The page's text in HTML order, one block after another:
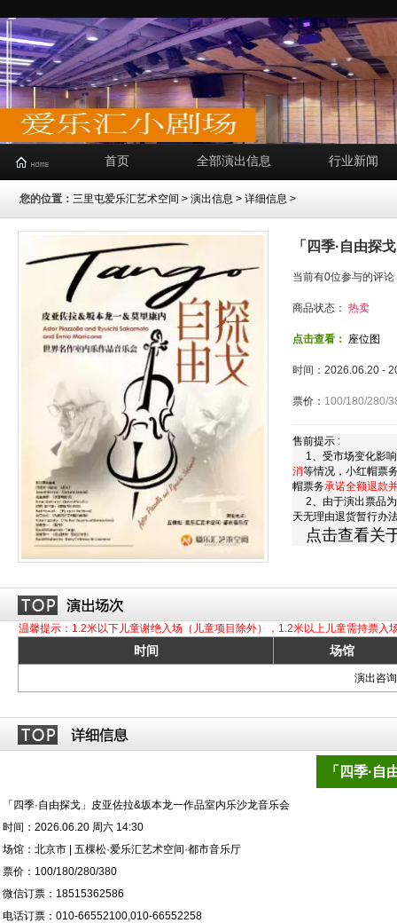
首页 全部演出信息 行业新闻
您的位置： 三里屯爱乐汇艺术空间 > 演出信息 > 详细信息 >
「四季·自由探
当前有0位参与的评论
商品状态： 热卖
点击查看： 座位图
时间：2026.06.20 -
票价： 100/180/280/
售前提示 :
1、受市场变化影响
消等情况，小红帽票
帽票务承诺全额退款
2、由于演出票品为
天无理由退货暂行办
点击查看关
温馨提示：1.2米以下儿童谢绝入场（儿童项目除外），1.2米以上儿童需持票入
时间 场馆
演出咨
「四季·
「四季·自由探戈」皮亚佐拉&坂本龙一作品室内乐沙龙音乐会
时间：2026.06.20 周六 14:30
场馆：北京市 | 五棵松·爱乐汇艺术空间·都市音乐厅
票价：100/180/280/380
微信订票：18515362586
电话订票：010-66552100,010-66552258